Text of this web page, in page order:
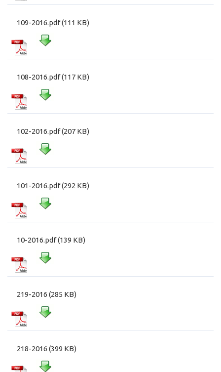
109-2016.pdf (111 KB)
108-2016.pdf (117 KB)
102-2016.pdf (207 KB)
101-2016.pdf (292 KB)
10-2016.pdf (139 KB)
219-2016 (285 KB)
218-2016 (399 KB)